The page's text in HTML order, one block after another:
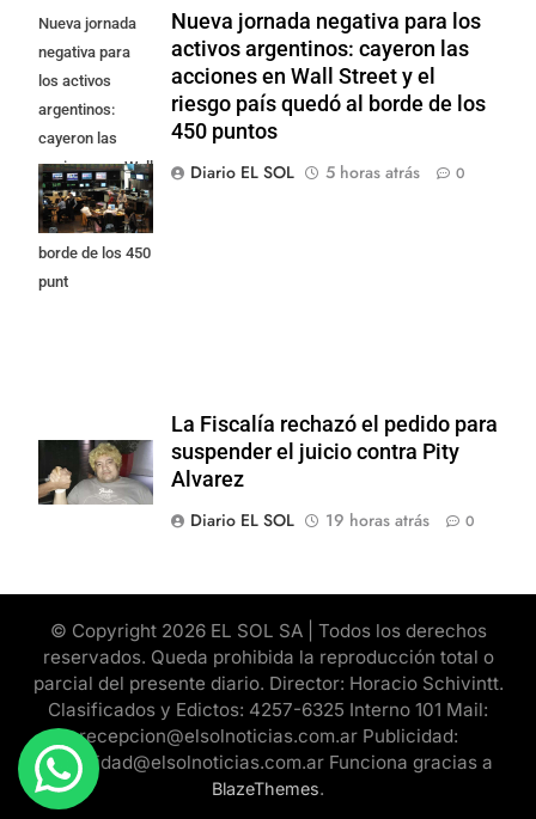
Nueva jornada
negativa para
los activos
argentinos:
cayeron las
acciones en Wall
Street y el riesgo
país quedó al
borde de los 450
punt
Nueva jornada negativa para los
activos argentinos: cayeron las
acciones en Wall Street y el
riesgo país quedó al borde de los
450 puntos
Diario EL SOL
5 horas atrás 0
La Fiscalía rechazó el pedido para
suspender el juicio contra Pity
Alvarez
Diario EL SOL
19 horas atrás 0
© Copyright 2026 EL SOL SA | Todos los derechos
reservados. Queda prohibida la reproducción total o
parcial del presente diario. Director: Horacio Schivintt.
Clasificados y Edictos: 4257-6325 Interno 101 Mail:
recepcion@elsolnoticias.com.ar Publicidad:
publicidad@elsolnoticias.com.ar Funciona gracias a
BlazeThemes.